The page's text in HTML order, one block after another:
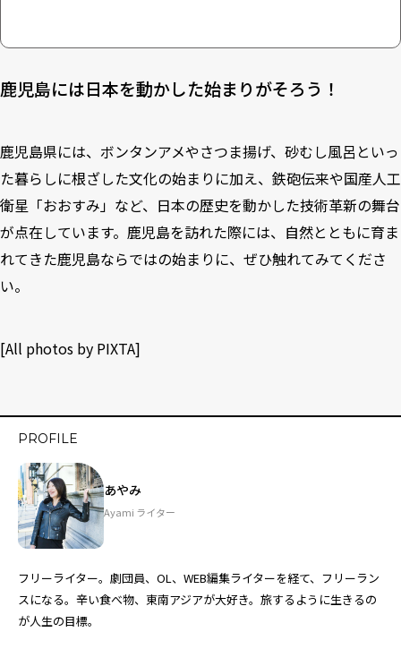
鹿児島には日本を動かした始まりがそろう！
鹿児島県には、ボンタンアメやさつま揚げ、砂むし風呂といっ
た暮らしに根ざした文化の始まりに加え、鉄砲伝来や国産人工
衛星「おおすみ」など、日本の歴史を動かした技術革新の舞台
が点在しています。鹿児島を訪れた際には、自然とともに育ま
れてきた鹿児島ならではの始まりに、ぜひ触れてみてくださ
い。
[All photos by PIXTA]
PROFILE
あやみ
Ayami ライター
フリーライター。劇団員、OL、WEB編集ライターを経て、フリーラン
スになる。辛い食べ物、東南アジアが大好き。旅するように生きるの
が人生の目標。